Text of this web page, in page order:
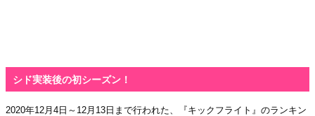
シド実装後の初シーズン！
2020年12月4日～12月13日まで行われた、『キックフライト』のランキン